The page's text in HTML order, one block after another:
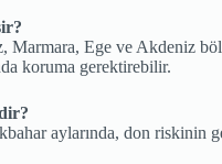
Marmara, Ege ve Akdeniz
koruma gerektirebilir.
aylarında, don riskinin